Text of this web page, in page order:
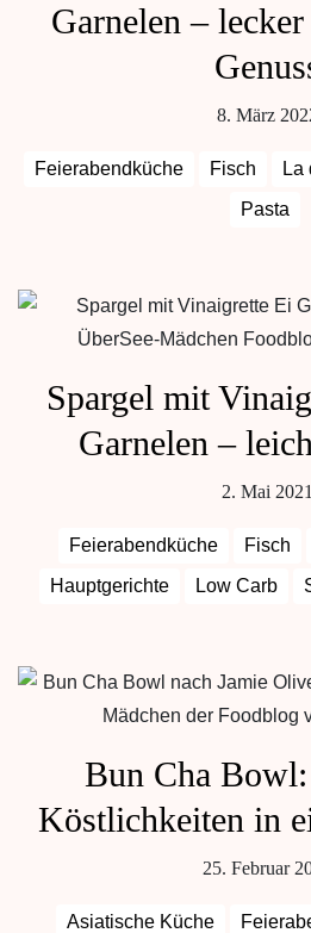
Garnelen –
8. März
Feierabendküche Fisch La
Pasta
Spargel mit
Garnelen –
2. Mai 2021
Feierabendküche Fisch
Hauptgerichte
Low Carb
Bun Cha
Köstlichkeiten in
25. Februar
Asiatische Küche